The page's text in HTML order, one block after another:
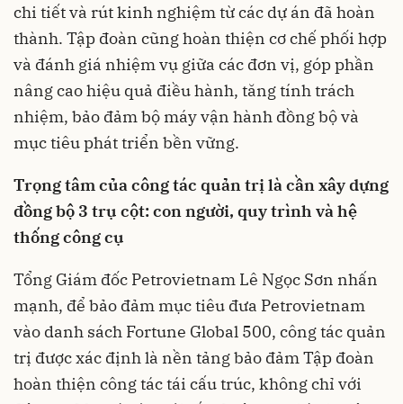
chi tiết và rút kinh nghiệm từ các dự án đã hoàn
thành. Tập đoàn cũng hoàn thiện cơ chế phối hợp
và đánh giá nhiệm vụ giữa các đơn vị, góp phần
nâng cao hiệu quả điều hành, tăng tính trách
nhiệm, bảo đảm bộ máy vận hành đồng bộ và
mục tiêu phát triển bền vững.
Trọng tâm của công tác quản trị là cần xây dựng
đồng bộ 3 trụ cột: con người, quy trình và hệ
thống công cụ
Tổng Giám đốc Petrovietnam Lê Ngọc Sơn nhấn
mạnh, để bảo đảm mục tiêu đưa Petrovietnam
vào danh sách Fortune Global 500, công tác quản
trị được xác định là nền tảng bảo đảm Tập đoàn
hoàn thiện công tác tái cấu trúc, không chỉ với